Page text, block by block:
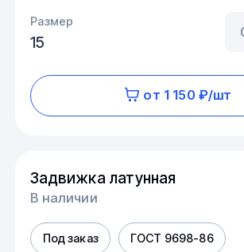
Размер
15
от 1 150 ₽/шт
Задвижка латунная
В наличии
Под заказ ГОСТ 9698-86